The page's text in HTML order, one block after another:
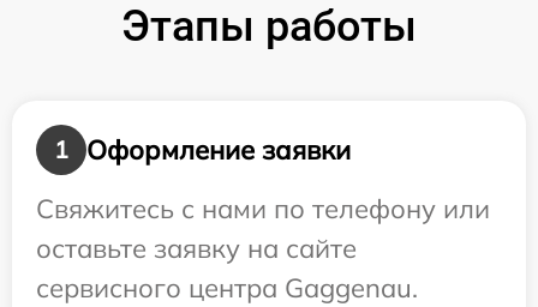
Этапы работы
1
Оформление заявки
Свяжитесь с нами по телефону или
оставьте заявку на сайте
сервисного центра Gaggenau.